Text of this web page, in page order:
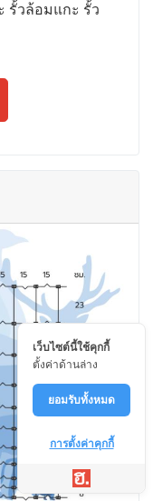
รั้วล้อมแกะ รั้ว
เว็บไซต์นี้ใช้คุกกี้
ตั้งค่าด้านล่าง
ยอมรับทั้งหมด
การตั้งค่าคุกกี้